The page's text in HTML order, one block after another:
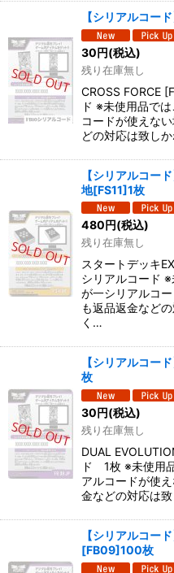
【シリアルコー
30円(税込)
残り在庫無し
CROSS FORCE
ド ※未使用品で
コードが使えな
どの対応は致し
【シリアルコー
地[FS11]1枚
480円(税込)
残り在庫無し
スタートデッキ
シリアルコード
が一シリアルコ
も返品返金など
く…
【シリアルコー
枚
30円(税込)
残り在庫無し
DUAL
ド 1枚 ※未使用
アルコードが使
金などの対応は
【シリアルコー
[FB09]100枚